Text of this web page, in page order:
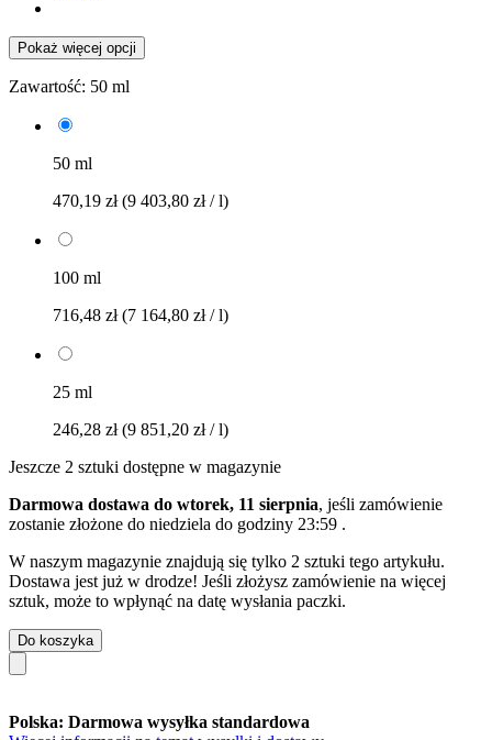
Pokaż więcej opcji
Zawartość: 50 ml
50 ml
470,19 zł(9 403,80 zł / l)
100 ml
716,48 zł(7 164,80 zł / l)
25 ml
246,28 zł(9 851,20 zł / l)
Jeszcze 2 sztuki dostępne w magazynie
Darmowa dostawa do wtorek, 11 sierpnia, jeśli zamówienie
zostanie złożone do niedziela do godziny 23:59 .
W naszym magazynie znajdują się tylko 2 sztuki tego artykułu.
Dostawa jest już w drodze! Jeśli złożysz zamówienie na więcej
sztuk, może to wpłynąć na datę wysłania paczki.
Do koszyka
Polska: Darmowa wysyłka standardowa